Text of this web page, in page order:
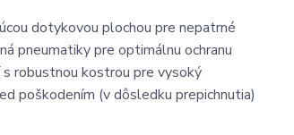
dotykovou plochou pre nepatrné
pneumatiky pre optimálnu ochranu
robustnou kostrou pre vysoký
poškodením (v dôsledku prepichnutia)